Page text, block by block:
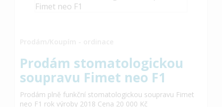
Prodám stomatologickou
soupravu Fimet neo F1
Prodám plně funkční stomatologickou soupravu Fimet
neo F1 rok výroby 2018 Cena 20 000 Kč